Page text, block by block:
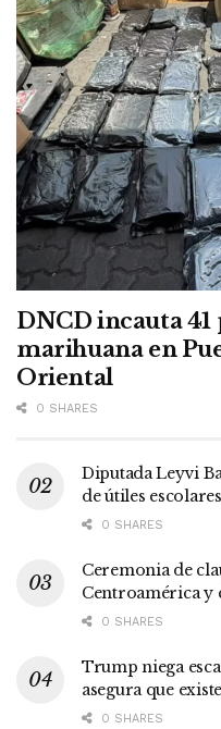
DNCD incauta 41
marihuana en
Oriental
0 SHARES
Diputada Leyvi
de útiles
0 SHARES
Ceremonia de
Centroamérica y
0 SHARES
Trump niega
asegura que
0 SHARES